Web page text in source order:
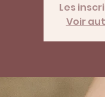
Les
Voir